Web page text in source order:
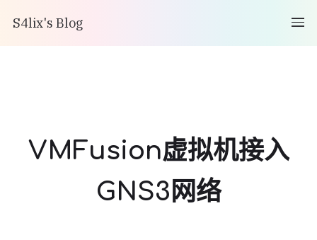
S4lix's Blog
VMFusion虚拟机接入
GNS3网络